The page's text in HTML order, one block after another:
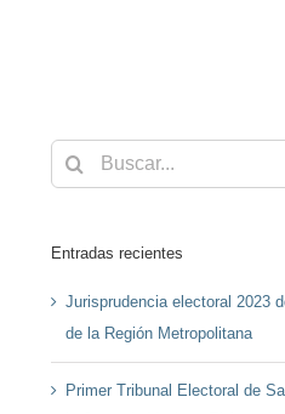
Buscar:
Entradas recientes
Jurisprudencia electoral 2023
de la Región Metropolitana
Primer Tribunal Electoral de